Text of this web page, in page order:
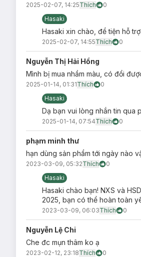
2025-02-07, 14:25Thích
0
Hasaki
Hasaki xin chào, để tiện hỗ
2025-02-07, 14:55Thích 0
Nguyễn Thị Hải Hồng
Mình bị mua nhầm màu, có đổi
2025-01-14, 01:31Thích
0
Hasaki
Dạ bạn vui lòng nhắn tin qua
2025-01-14, 07:54Thích 0
phạm minh thư
hạn dùng sản phẩm tới ngày nào
2023-03-09, 05:32Thích
0
Hasaki
Hasaki chào bạn! NXS và
2025, bạn có thể hoàn toàn
2023-03-09, 06:03Thích 0
Nguyễn Lệ Chi
Che đc mụn thâm ko ạ
2023-02-12, 23:18Thích 0